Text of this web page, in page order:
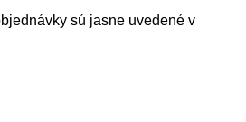
sú jasne uvedené v